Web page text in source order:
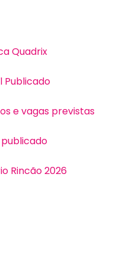
Quadrix
Publicado
e vagas previstas
publicado
Rincão 2026